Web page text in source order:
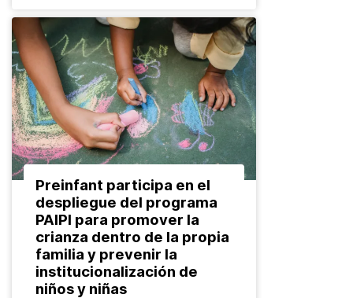
Preinfant participa en el
despliegue del programa
PAIPI para promover la
crianza dentro de la propia
familia y prevenir la
institucionalización de
niños y niñas